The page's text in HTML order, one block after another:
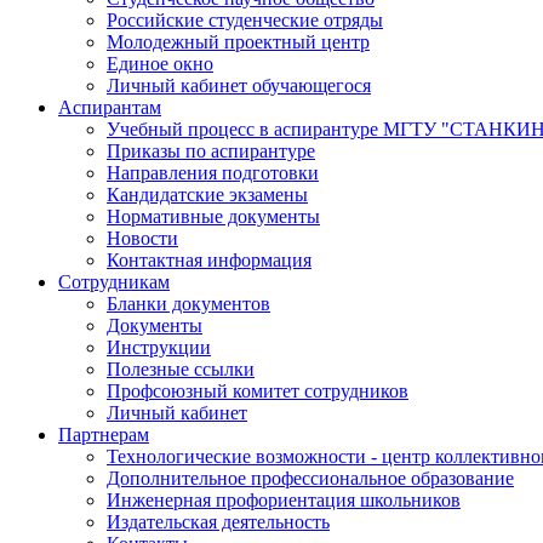
Российские студенческие отряды
Молодежный проектный центр
Единое окно
Личный кабинет обучающегося
Аспирантам
Учебный процесс в аспирантуре МГТУ
Приказы по аспирантуре
Направления подготовки
Кандидатские экзамены
Нормативные документы
Новости
Контактная информация
Сотрудникам
Бланки документов
Документы
Инструкции
Полезные ссылки
Профсоюзный комитет сотрудников
Личный кабинет
Партнерам
Технологические возможности - центр
Дополнительное профессиональное образование
Инженерная профориентация школьников
Издательская деятельность